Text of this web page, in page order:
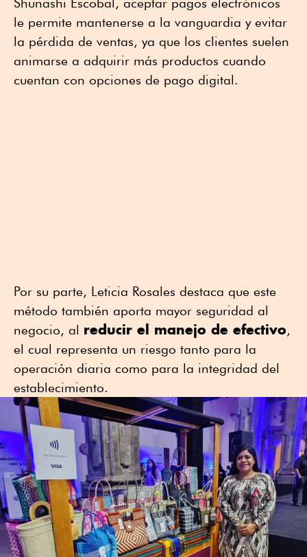
Shunashi Escobal, aceptar pagos electrónicos
le permite mantenerse a la vanguardia y evitar
la pérdida de ventas, ya que los clientes suelen
animarse a adquirir más productos cuando
cuentan con opciones de pago digital.
Por su parte, Leticia Rosales destaca que este
método también aporta mayor seguridad al
negocio, al reducir el manejo de efectivo,
el cual representa un riesgo tanto para la
operación diaria como para la integridad del
establecimiento.